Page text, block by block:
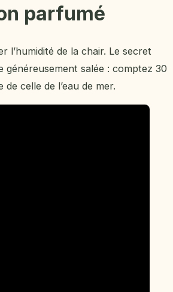
parfumé
l’humidité de la chair. Le secret
généreusement salée : comptez 30
celle de l’eau de mer.